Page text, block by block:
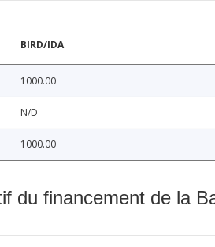
BIRD/IDA
1000.00
N/D
1000.00
du financement de la